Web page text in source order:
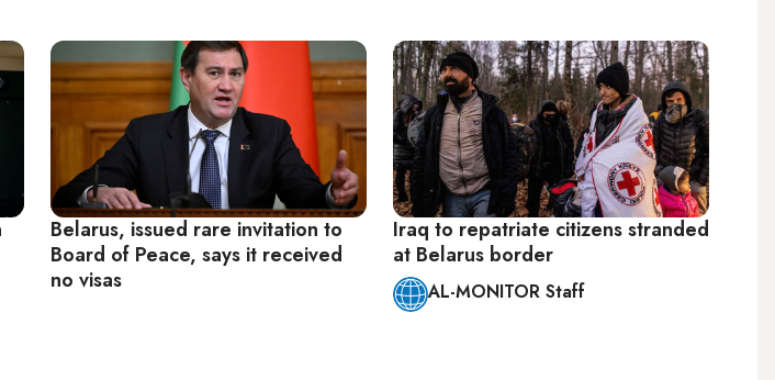
Belarus, issued rare invitation to
Board of Peace, says it received
no visas
Iraq to repatriate citizens stranded
at Belarus border
AL-MONITOR Staff